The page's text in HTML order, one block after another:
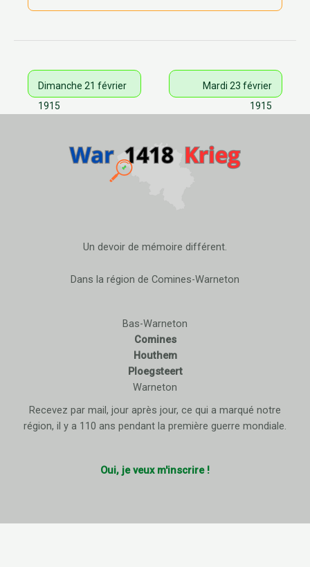
Dimanche 21 février
1915
Mardi 23 février
1915
Un devoir de mémoire différent.
Dans la région de Comines-Warneton
Bas-Warneton
Comines
Houthem
Ploegsteert
Warneton
Recevez par mail, jour après jour, ce qui a marqué notre
région, il y a 110 ans pendant la première guerre mondiale.
Oui, je veux m'inscrire !